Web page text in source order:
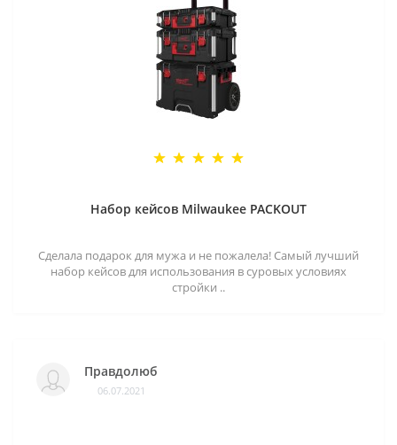
Набор кейсов Milwaukee PACKOUT
Сделала подарок для мужа и не пожалела! Самый лучший
набор кейсов для использования в суровых условиях
стройки ..
Правдолюб
06.07.2021